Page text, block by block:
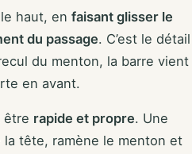
haut, en faisant glisser le
du passage. C’est le détail
du menton, la barre vient
en avant.
être rapide et propre. Une
tête, ramène le menton et